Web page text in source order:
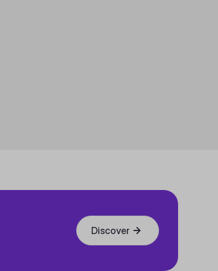
Discover